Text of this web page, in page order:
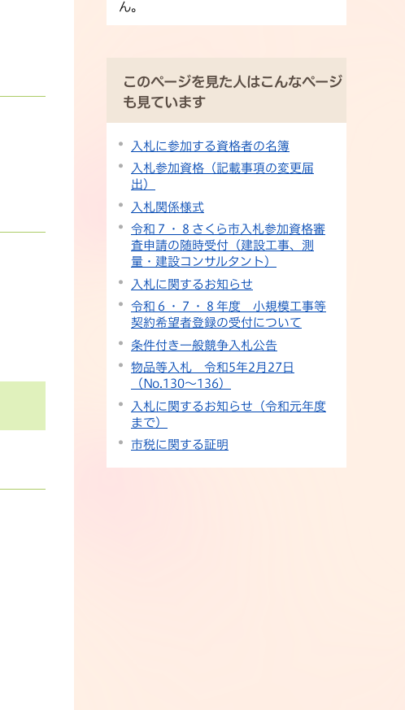
ん。
このページを見た人はこんなページ
も見ています
入札に参加する資格者の名簿
入札参加資格（記載事項の変更届
出）
入札関係様式
令和７・８さくら市入札参加資格審
査申請の随時受付（建設工事、測
量・建設コンサルタント）
入札に関するお知らせ
令和６・７・８年度 小規模工事等
契約希望者登録の受付について
条件付き一般競争入札公告
物品等入札 令和5年2月27日
（No.130～136）
入札に関するお知らせ（令和元年度
まで）
市税に関する証明